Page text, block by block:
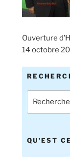
Ouverture
14 octobre
QU’EST